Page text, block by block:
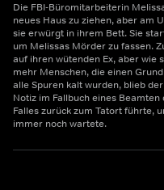
Die FBI-Büromitarbeiterin
neues Haus zu ziehen, aber am
sie erwürgt in ihrem Bett. Sie
um Melissas Mörder zu fassen.
auf ihren wütenden Ex, aber wie
mehr Menschen, die einen
alle Spuren kalt wurden, blieb
Notiz im Fallbuch eines
Falles zurück zum Tatort führte,
immer noch wartete.